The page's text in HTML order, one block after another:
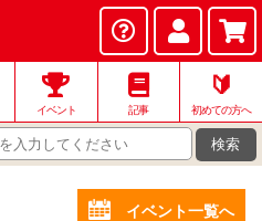
イベント 記事
🔰
初めての方へ
検索
イベント一覧へ